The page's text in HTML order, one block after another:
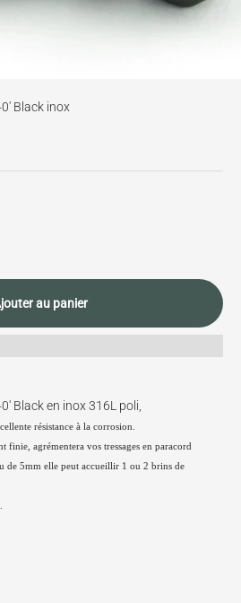
Black inox
au panier
Black en inox 316L poli,
résistance à la corrosion.
finie, agrémentera vos tressages en paracord
de 5mm elle peut accueillir 1 ou 2 brins de